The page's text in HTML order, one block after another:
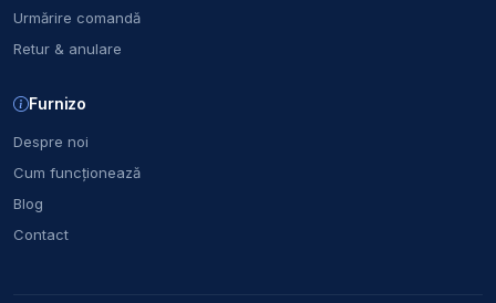
Urmărire comandă
Retur & anulare
Furnizo
Despre noi
Cum funcționează
Blog
Contact